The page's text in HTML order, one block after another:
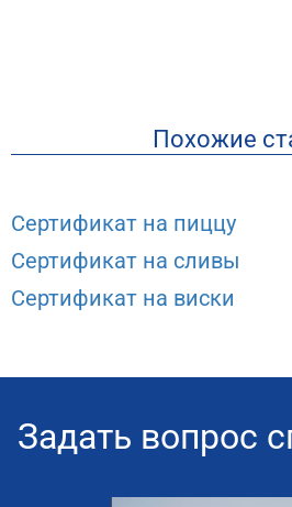
Похожие
Сертификат на пиццу
Сертификат на сливы
Сертификат на виски
Задать вопрос